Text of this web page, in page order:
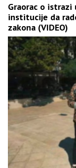
Graorac o
institucije da
zakona (VIDEO)